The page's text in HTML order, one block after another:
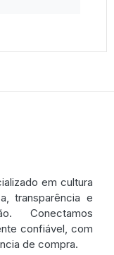
em cultura
transparência e
Conectamos
confiável, com
de compra.